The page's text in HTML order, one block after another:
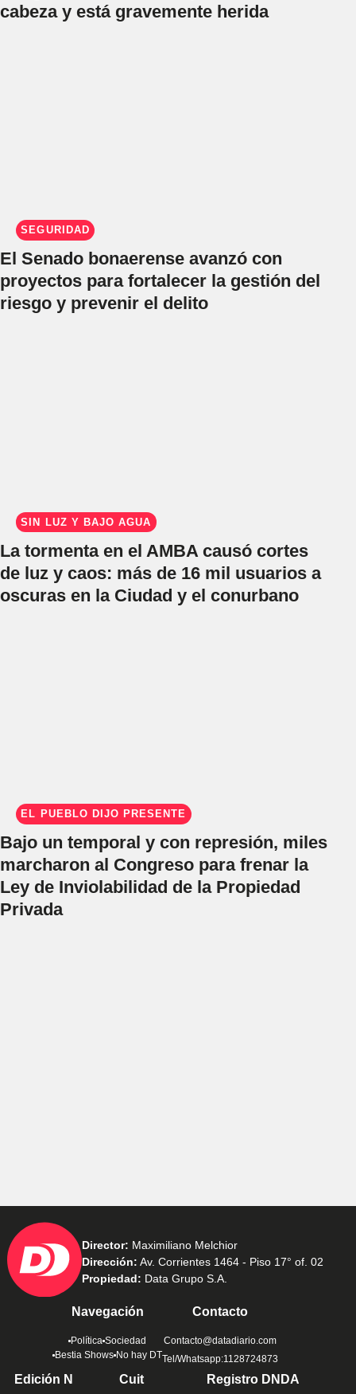
cabeza y está gravemente herida
SEGURIDAD
El Senado bonaerense avanzó con
proyectos para fortalecer la gestión del
riesgo y prevenir el delito
SIN LUZ Y BAJO AGUA
La tormenta en el AMBA causó cortes
de luz y caos: más de 16 mil usuarios a
oscuras en la Ciudad y el conurbano
EL PUEBLO DIJO PRESENTE
Bajo un temporal y con represión, miles
marcharon al Congreso para frenar la
Ley de Inviolabilidad de la Propiedad
Privada
Director: Maximiliano Melchior
Dirección: Av. Corrientes 1464 - Piso 17° of. 02
Propiedad: Data Grupo S.A.
Navegación
Política Sociedad
Bestia Shows No hay DT
Contacto
Contacto@datadiario.com
Tel/Whatsapp:1128724873
Edición N Cuit Registro DNDA